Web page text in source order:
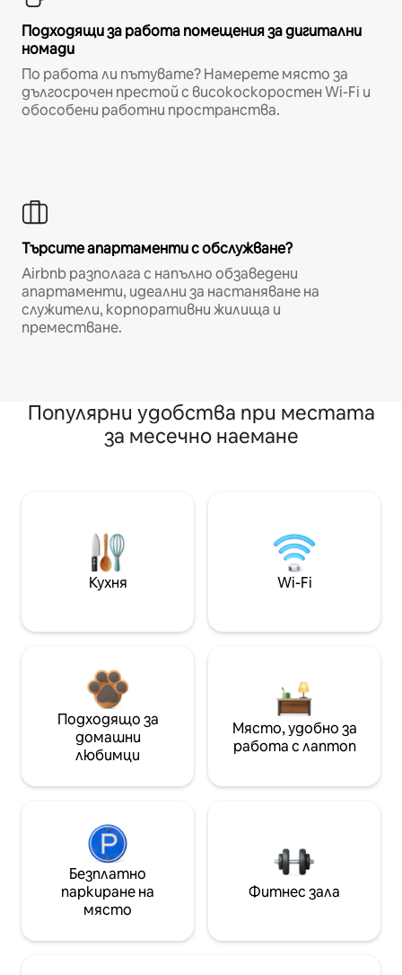
Подходящи за работа помещения за дигитални
номади
По работа ли пътувате? Намерете място за
дългосрочен престой с високоскоростен Wi-Fi и
обособени работни пространства.
Търсите апартаменти с обслужване?
Airbnb разполага с напълно обзаведени
апартаменти, идеални за настаняване на
служители, корпоративни жилища и
преместване.
Популярни удобства при местата
за месечно наемане
Кухня Wi-Fi
Подходящо за
домашни
любимци
Място, удобно за
работа с лаптоп
Безплатно
паркиране на
място
Фитнес зала